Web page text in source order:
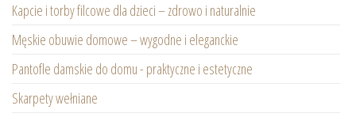
Kapcie i torby filcowe dla dzieci – zdrowo i naturalnie
Męskie obuwie domowe – wygodne i eleganckie
Pantofle damskie do domu - praktyczne i estetyczne
Skarpety wełniane